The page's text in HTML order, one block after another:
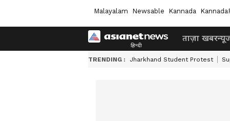
Malayalam Newsable Kannada
ताज़ा खबर
TRENDING : Jharkhand Student Protest